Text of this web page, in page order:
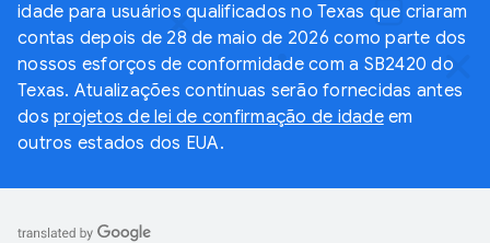
idade para usuários qualificados no Texas que criaram
contas depois de 28 de maio de 2026 como parte dos
nossos esforços de conformidade com a SB2420 do
Texas. Atualizações contínuas serão fornecidas antes
dos projetos de lei de confirmação de idadeem
outros estados dos EUA.